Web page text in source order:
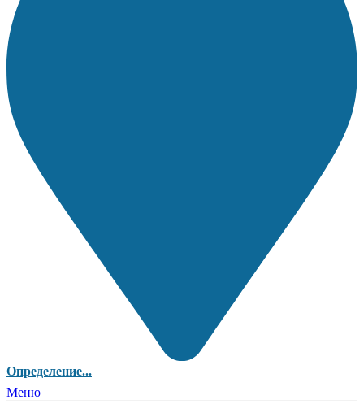
Определение...
Меню